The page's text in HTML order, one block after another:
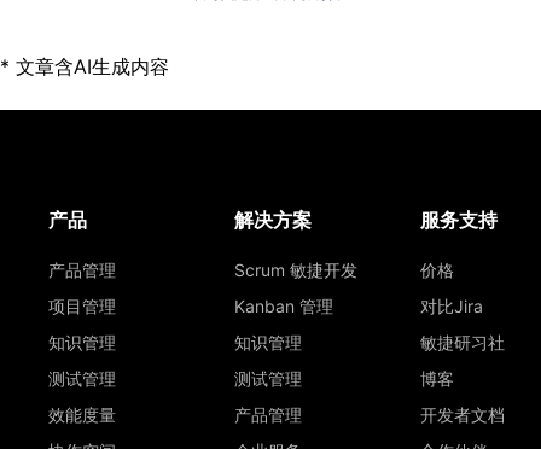
* 文章含AI生成内容
产品
产品管理
项目管理
知识管理
测试管理
效能度量
解决方案
Scrum 敏捷开发
Kanban 管理
知识管理
测试管理
产品管理
服务支持
价格
对比Jira
敏捷研习社
博客
开发者文档